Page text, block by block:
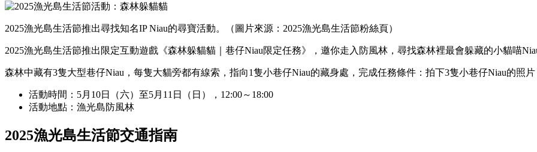
2025漁光島生活節推出尋找知名IP Niau的尋寶活動。（圖片來源：2025漁光島生活節粉絲頁）
2025漁光島生活節推出限定互動遊戲《森林躲貓貓｜巷仔Niau限定任務》，邀你走入防風林，尋找森林裡最會躲藏的小貓喵
森林中藏有3隻大型巷仔Niau，每隻大貓旁都有線索，指向1隻小巷仔Niau的藏身處，完成任務條件：拍下3隻小巷仔Niau的照
活動時間：5月10日（六）至5月11日（日），12:00～18:00
活動地點：漁光島防風林
2025漁光島生活節交通指南